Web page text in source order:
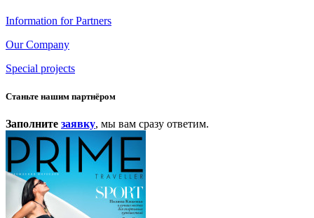
Information for Partners
Our Company
Special projects
Станьте нашим партнёром
Заполните заявку, мы вам сразу ответим.